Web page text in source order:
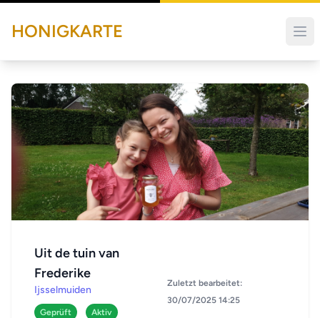
HONIGKARTE
Uit de tuin van
Frederike
Ijsselmuiden
Geprüft
Aktiv
Zuletzt bearbeitet:
30/07/2025 14:25